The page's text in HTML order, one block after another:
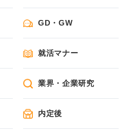
GD・GW
就活マナー
業界・企業研究
内定後